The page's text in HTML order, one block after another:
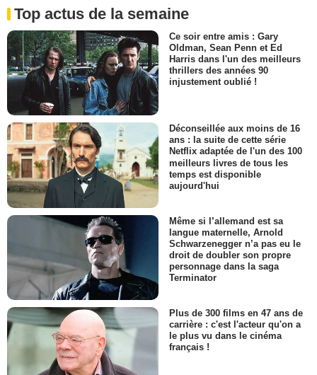
Top actus de la semaine
Ce soir entre amis : Gary
Oldman, Sean Penn et Ed
Harris dans l'un des meilleurs
thrillers des années 90
injustement oublié !
Déconseillée aux moins de 16
ans : la suite de cette série
Netflix adaptée de l'un des 100
meilleurs livres de tous les
temps est disponible
aujourd'hui
Même si l’allemand est sa
langue maternelle, Arnold
Schwarzenegger n’a pas eu le
droit de doubler son propre
personnage dans la saga
Terminator
Plus de 300 films en 47 ans de
carrière : c'est l'acteur qu'on a
le plus vu dans le cinéma
français !